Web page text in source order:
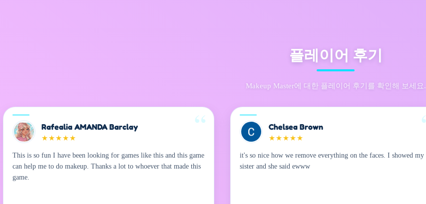
플레이어 후기
Makeup Master에 대한 플레이어 후기를 확인해 보세요.
Rafealia AMANDA Barclay
★ ★ ★ ★ ★
This is so fun I have been looking for games like this and this game
can help me to do makeup. Thanks a lot to whoever that made this
game.
Chelsea Brown
★ ★ ★ ★ ★
it's so nice how we remove everything on the faces. I showed my
sister and she said ewww